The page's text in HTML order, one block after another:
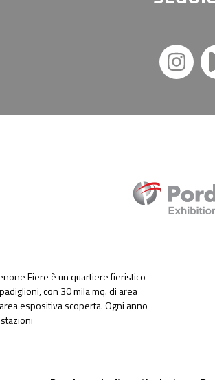
Fiere è un quartiere fieristico
con 30 mila mq. di area
espositiva scoperta. Ogni anno